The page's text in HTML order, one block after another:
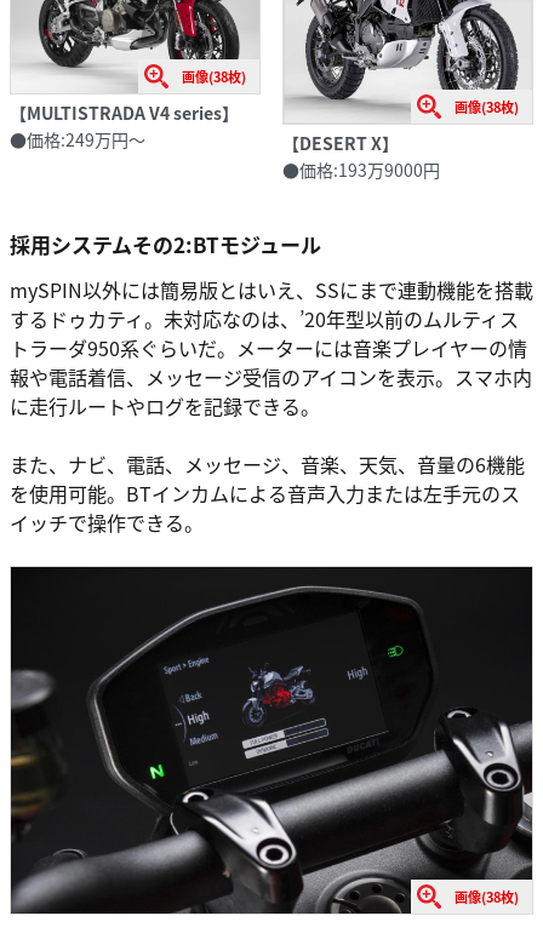
画像(38枚)
【MULTISTRADA V4 series】
●価格:249万円～
画像(38枚)
【DESERT X】
●価格:193万9000円
採用システムその2:BTモジュール
mySPIN以外には簡易版とはいえ、SSにまで連動機能を搭載
するドゥカティ。未対応なのは、’20年型以前のムルティス
トラーダ950系ぐらいだ。メーターには音楽プレイヤーの情
報や電話着信、メッセージ受信のアイコンを表示。スマホ内
に走行ルートやログを記録できる。
また、ナビ、電話、メッセージ、音楽、天気、音量の6機能
を使用可能。BTインカムによる音声入力または左手元のス
イッチで操作できる。
画像(38枚)